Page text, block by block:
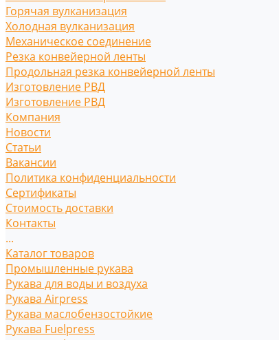
Горячая вулканизация
Холодная вулканизация
Механическое соединение
Резка конвейерной ленты
Продольная резка конвейерной ленты
Изготовление РВД
Изготовление РВД
Компания
Новости
Статьи
Вакансии
Политика конфиденциальности
Сертификаты
Стоимость доставки
Контакты
...
Каталог товаров
Промышленные рукава
Рукава для воды и воздуха
Рукава Airpress
Рукава маслобензостойкие
Рукава Fuelpress